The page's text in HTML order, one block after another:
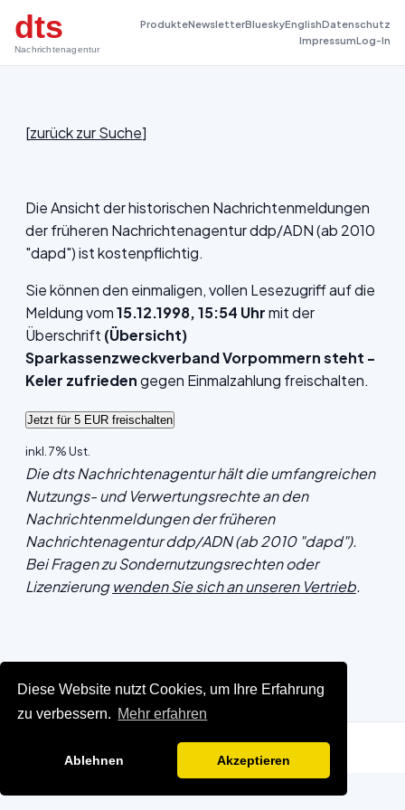
Diese Website nutzt Cookies, um Ihre Erfahrung
zu verbessern. Mehr erfahren
Ablehnen Akzeptieren
dts
Nachrichtenagentur
ProdukteNewsletterBlueskyEnglishDatenschutz
ImpressumLog-In
[zurück zur Suche]
Die Ansicht der historischen Nachrichtenmeldungen
der früheren Nachrichtenagentur ddp/ADN (ab 2010
"dapd") ist kostenpflichtig.
Sie können den einmaligen, vollen Lesezugriff auf die
Meldung vom15.12.1998, 15:54 Uhrmit der
Überschrift (Übersicht)
Sparkassenzweckverband Vorpommern steht -
Keler zufriedengegen Einmalzahlung freischalten.
inkl. 7% Ust.
Die dts Nachrichtenagentur hält die umfangreichen
Nutzungs- und Verwertungsrechte an den
Nachrichtenmeldungen der früheren
Nachrichtenagentur ddp/ADN (ab 2010 "dapd").
Bei Fragen zu Sondernutzungsrechten oder
Lizenzierungwenden Sie sich an unseren Vertrieb.